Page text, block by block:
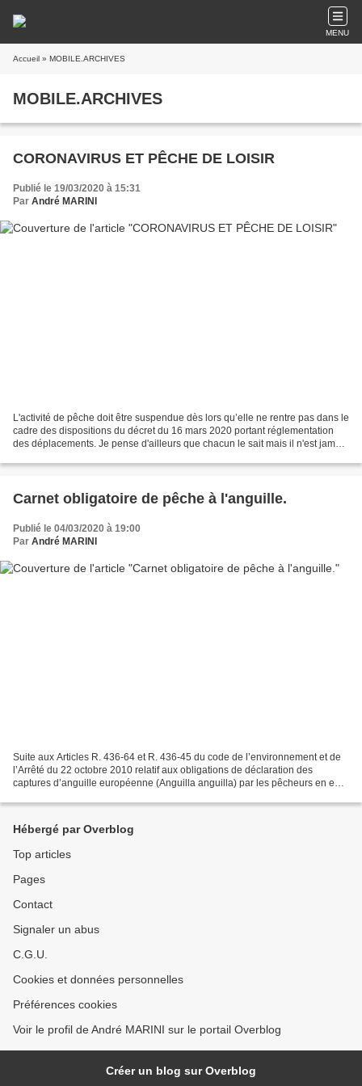
MENU
Accueil » MOBILE.ARCHIVES
MOBILE.ARCHIVES
CORONAVIRUS ET PÊCHE DE LOISIR
Publié le 19/03/2020 à 15:31
Par André MARINI
L'activité de pêche doit être suspendue dès lors qu’elle ne rentre pas dans le
cadre des dispositions du décret du 16 mars 2020 portant réglementation
des déplacements. Je pense d'ailleurs que chacun le sait mais il n'est jamais
Carnet obligatoire de pêche à l'anguille.
Publié le 04/03/2020 à 19:00
Par André MARINI
Suite aux Articles R. 436-64 et R. 436-45 du code de l’environnement et de
l’Arrêté du 22 octobre 2010 relatif aux obligations de déclaration des
captures d’anguille européenne (Anguilla anguilla) par les pêcheurs en eau
Hébergé par Overblog
Top articles
Pages
Contact
Signaler un abus
C.G.U.
Cookies et données personnelles
Préférences cookies
Voir le profil de André MARINI sur le portail Overblog
Créer un blog sur Overblog